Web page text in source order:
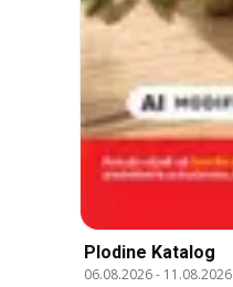
Plodine Katalog
06.08.2026- 11.08.2026